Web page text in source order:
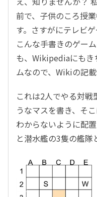
前で、子供のころ授
す。さすがにテレビ
こんな手書きのゲー
も、Wikipediaにもき
ムなので、Wikiの記
これは2人でやる対戦
うなマスを書き、そ
わからないように配
と潜水艦の3隻の艦隊